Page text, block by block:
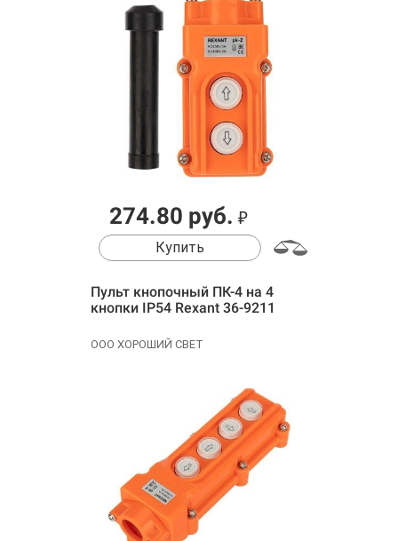
274.80 руб. ₽
Купить
Пульт кнопочный ПК-4 на 4
кнопки IP54 Rexant 36-9211
ООО ХОРОШИЙ СВЕТ